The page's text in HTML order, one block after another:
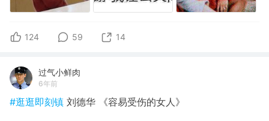
124 59 14
过气小鲜肉
6年前
#逛逛即刻镇 刘德华 《容易受伤的女人》